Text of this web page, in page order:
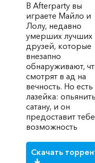
В Afterparty вы
играете Майло и
Лолу, недавно
умерших лучших
друзей, которые
внезапно
обнаруживают,
смотрят в ад на
вечность. Но есть
лазейка: опьянить
сатану, и он
предоставит тебе
возможность
Скачать